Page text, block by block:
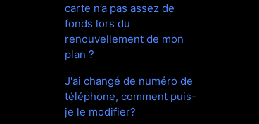
carte n’a pas assez de
fonds lors du
renouvellement de mon
plan ?
J'ai changé de numéro de
téléphone, comment puis-
je le modifier?